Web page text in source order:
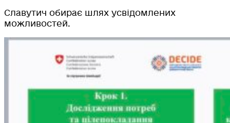
Славутич обирає шлях усвідомлених
можливостей.